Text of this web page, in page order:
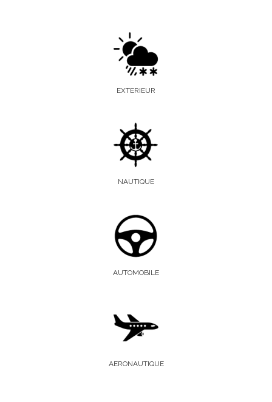
EXTERIEUR
NAUTIQUE
AUTOMOBILE
AERONAUTIQUE